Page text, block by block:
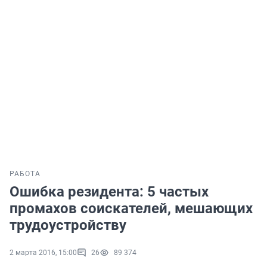
РАБОТА
Ошибка резидента: 5 частых
промахов соискателей, мешающих
трудоустройству
2 марта 2016, 15:00 26 89 374